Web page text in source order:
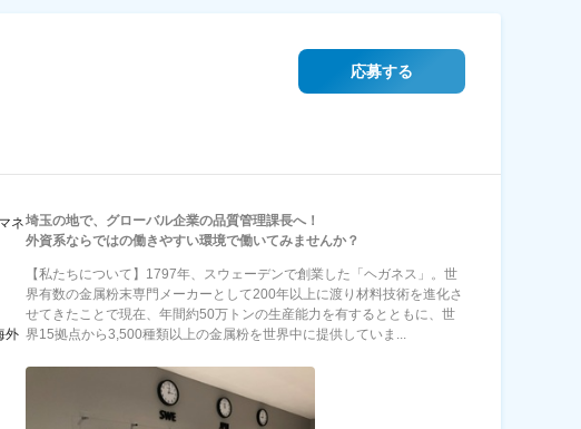
応募する
ネ
外
埼玉の地で、グローバル企業の品質管理課長へ！
外資系ならではの働きやすい環境で働いてみませんか？
【私たちについて】1797年、スウェーデンで創業した「ヘガネス」。世
界有数の金属粉末専門メーカーとして200年以上に渡り材料技術を進化さ
せてきたことで現在、年間約50万トンの生産能力を有するとともに、世
界15拠点から3,500種類以上の金属粉を世界中に提供していま...